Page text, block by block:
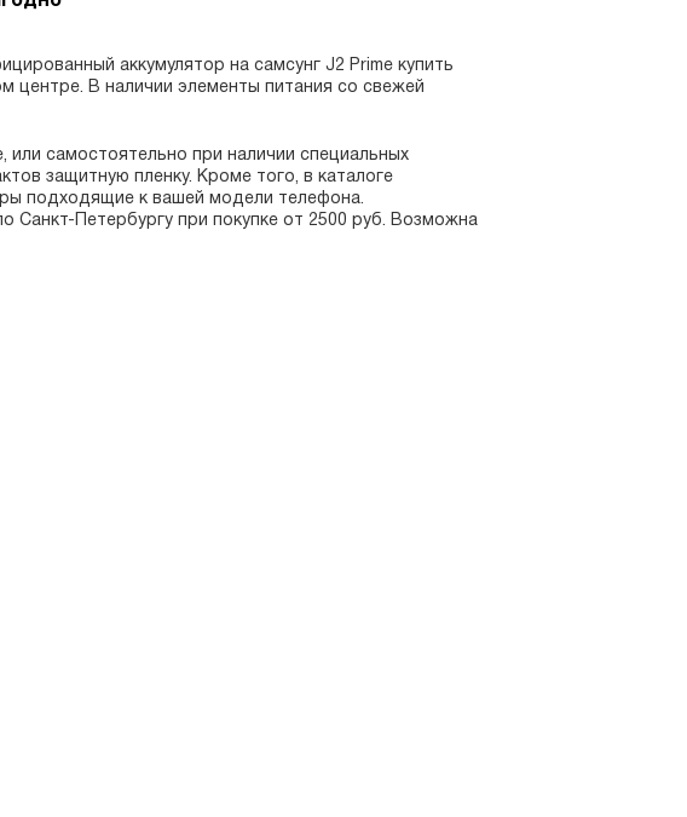
аккумулятор на самсунг J2 Prime купить
центре. В наличии элементы питания со свежей
самостоятельно при наличии специальных
защитную пленку. Кроме того, в каталоге
подходящие к вашей модели телефона.
Санкт-Петербургу при покупке от 2500 руб. Возможна